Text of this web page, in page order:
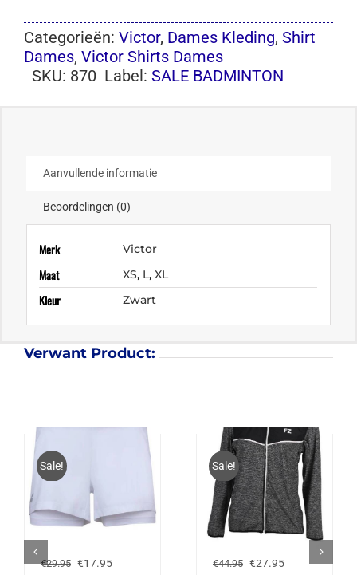
Categorieën: Victor, Dames Kleding, Shirt
Dames, Victor Shirts Dames
SKU: 870 Label: SALE BADMINTON
Aanvullende informatie
Beoordelingen (0)
Merk Victor
Maat XS, L,XL
Kleur Zwart
Verwant Product:
Sale!
BABOLAT EXERCISE
€29.95 Oorspronkelijke
€17.95Huidige
Sale!
FZ FORZA HAZE
€44.95 Oorspronkelijke
€27.95Huidige